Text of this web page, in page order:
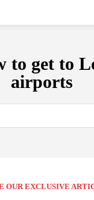
to get to
airports
OUR EXCLUSIVE